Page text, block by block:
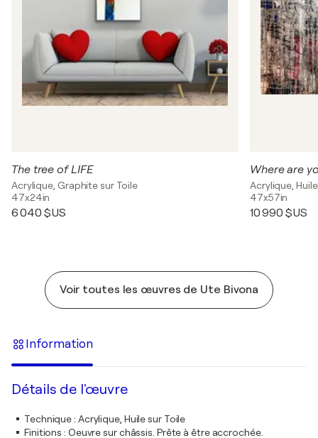
The tree of LIFE
Acrylique, Graphite sur Toile
47x24in
6 040 $US
Where are
Acrylique,
47x57in
10 990 $US
Voir toutes les œuvres de Ute Bivona
Information
Détails de l'œuvre
Technique: Acrylique, Huile sur Toile
Finitions : Oeuvre sur châssis. Prête à être accrochée.